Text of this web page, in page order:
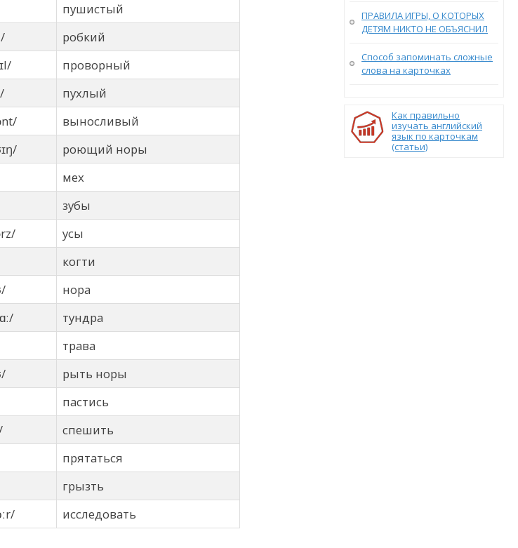
пушистый
робкий
проворный
пухлый
выносливый
роющий норы
мех
зубы
усы
когти
нора
тундра
трава
рыть норы
пастись
спешить
прятаться
грызть
исследовать
ПРАВИЛА ИГРЫ, О КОТОРЫХ
ДЕТЯМ НИКТО НЕ ОБЪЯСНИЛ
Способ запоминать сложные
слова на карточках
Как правильно
изучать английский
язык по карточкам
(статьи)